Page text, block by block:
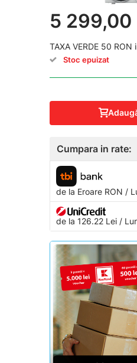
5 299,00
TAXA VERDE 50
Stoc epuizat
Cumpara in rate:
de la EroareRON /
de la 126.22 Lei /